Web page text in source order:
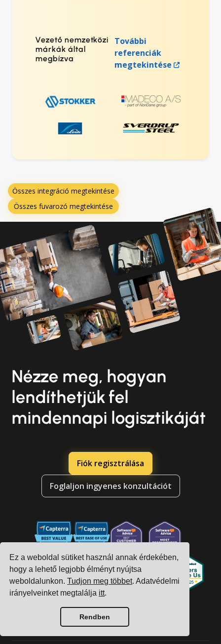
Ez a weboldal sütiket használ annak érdekében,
hogy a lehető legjobb élményt nyújtsa
weboldalunkon.Tudjon meg többet. Adatvédelmi
irányelveinket megtalálja itt.
Rendben
Vezető nemzetközi
márkák által
megbízva
További
referenciák
megtekintése
Összes integráció megtekintése
Összes fuvarozó megtekintése
Nézze meg, hogyan
lendíthetjük fel
mindennapi logisztikáját
Fiók regisztrálása
Foglaljon ingyenes konzultációt